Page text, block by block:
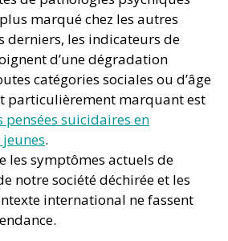
marqué chez les autres
derniers, les indicateurs de
d’une dégradation
catégories sociales ou d’âge
particulièrement marquant est
pensées suicidaires en
.
les symptômes actuels de
notre société déchirée et les
international ne fassent